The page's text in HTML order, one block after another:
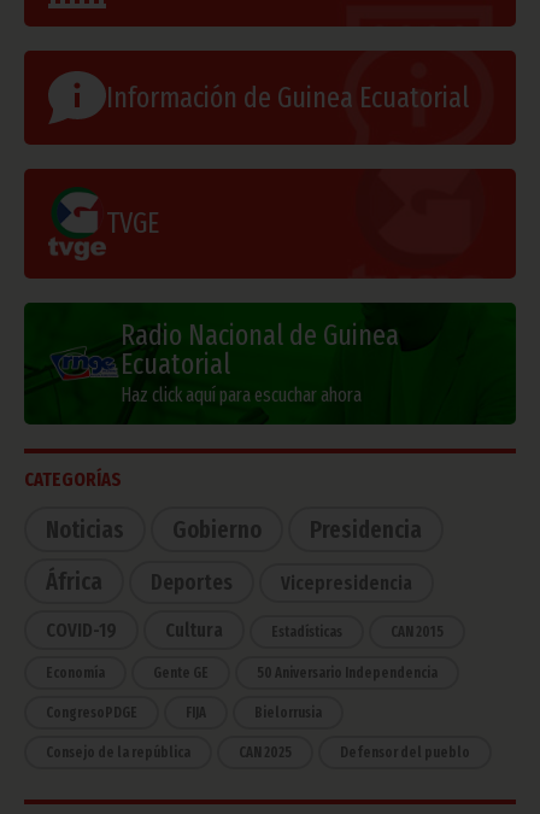
Información de Guinea Ecuatorial
TVGE
Radio Nacional de Guinea
Ecuatorial
Haz click aquí para escuchar ahora
CATEGORÍAS
Noticias Gobierno
Presidencia
África
Deportes Vicepresidencia
COVID-19 Cultura Estadísticas CAN 2015
Economía Gente GE 50 Aniversario Independencia
CongresoPDGE FIJA Bielorrusia
Consejo de la república CAN 2025 Defensor del pueblo